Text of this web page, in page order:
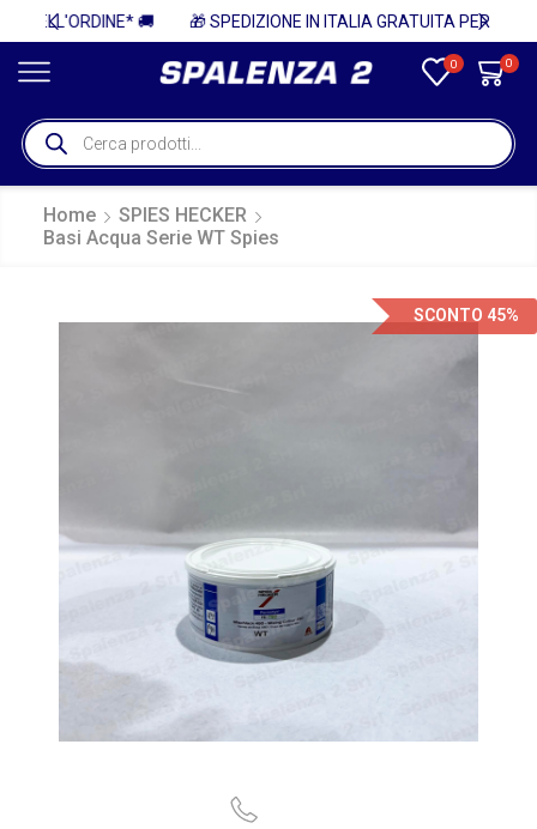
🎁 SPEDIZIONE IN ITALIA GRATUITA PER ORDINI SUPERIORI A 750€ + IVA 🎁
0 0
Home
SPIES HECKER
Basi Acqua Serie WT Spies
SCONTO 45%